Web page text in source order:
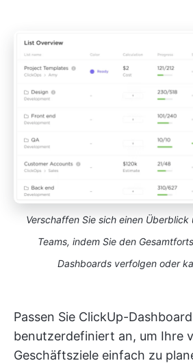
Verschaffen Sie sich einen
Teams, indem Sie den
Dashboards verfolgen oder
Passen Sie ClickUp-
benutzerdefiniert an, um Ihre
Geschäftsziele einfach zu